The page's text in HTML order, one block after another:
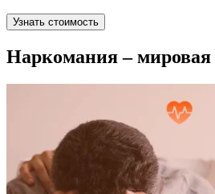
Узнать стоимость
Наркомания – мировая